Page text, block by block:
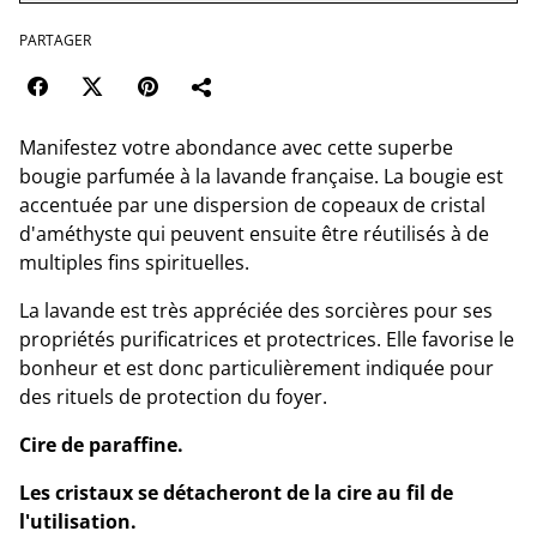
PARTAGER
Manifestez votre abondance avec cette superbe
bougie parfumée à la lavande française. La bougie est
accentuée par une dispersion de copeaux de cristal
d'améthyste qui peuvent ensuite être réutilisés à de
multiples fins spirituelles.
La lavande est très appréciée des sorcières pour ses
propriétés purificatrices et protectrices. Elle favorise le
bonheur et est donc particulièrement indiquée pour
des rituels de protection du foyer.
Cire de paraffine.
Les cristaux se détacheront de la cire au fil de
l'utilisation.